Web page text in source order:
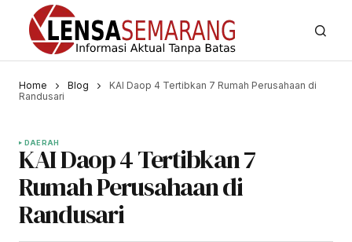
Home Blog
KAI Daop 4 Tertibkan 7 Rumah Perusahaan di
Randusari
DAERAH
KAI Daop 4 Tertibkan 7
Rumah Perusahaan di
Randusari